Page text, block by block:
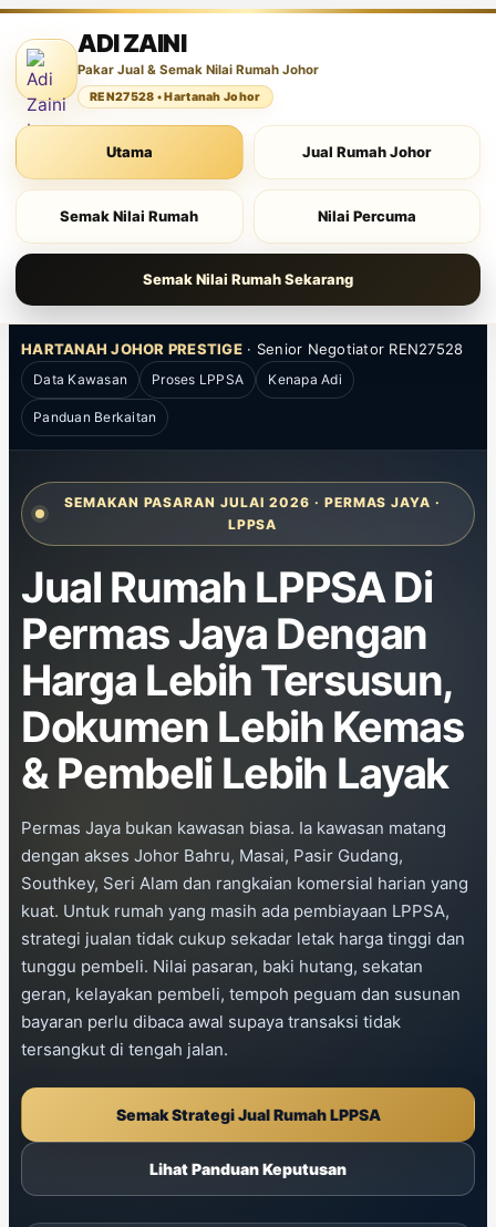
ADI ZAINI
Pakar Jual & Semak Nilai Rumah Johor
REN27528 • Hartanah Johor
Utama Jual Rumah Johor
Semak Nilai Rumah Nilai Percuma
Semak Nilai Rumah Sekarang
HARTANAH JOHOR PRESTIGE· Senior Negotiator REN27528
Data Kawasan Proses LPPSA Kenapa Adi
Panduan Berkaitan
SEMAKAN PASARAN JULAI 2026 · PERMAS JAYA ·
LPPSA
Jual Rumah LPPSA Di
Permas Jaya Dengan
Harga Lebih Tersusun,
Dokumen Lebih Kemas
& Pembeli Lebih Layak
Permas Jaya bukan kawasan biasa. Ia kawasan matang
dengan akses Johor Bahru, Masai, Pasir Gudang,
Southkey, Seri Alam dan rangkaian komersial harian yang
kuat. Untuk rumah yang masih ada pembiayaan LPPSA,
strategi jualan tidak cukup sekadar letak harga tinggi dan
tunggu pembeli. Nilai pasaran, baki hutang, sekatan
geran, kelayakan pembeli, tempoh peguam dan susunan
bayaran perlu dibaca awal supaya transaksi tidak
tersangkut di tengah jalan.
Semak Strategi Jual Rumah LPPSA
Lihat Panduan Keputusan